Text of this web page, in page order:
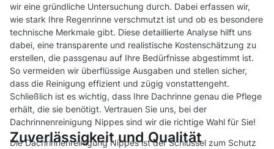
wir eine gründliche Untersuchung durch. Dabei erfassen wir,
wie stark Ihre Regenrinne verschmutzt ist und ob es besondere
technische Merkmale gibt. Diese detaillierte Analyse hilft uns
dabei, eine transparente und realistische Kostenschätzung zu
erstellen, die passgenau auf Ihre Bedürfnisse abgestimmt ist.
So vermeiden wir überflüssige Ausgaben und stellen sicher,
dass die Reinigung effizient und zügig vonstattengeht.
Schließlich ist es wichtig, dass Ihre Dachrinne genau die Pflege
erhält, die sie benötigt. Vertrauen Sie uns, bei der
Dachrinnenreinigung Nippes sind wir die richtige Wahl für Sie!
Zuverlässigkeit und Qualität
Die Dachrinnenreinigung Nippes ist der Schlüssel zum Schutz